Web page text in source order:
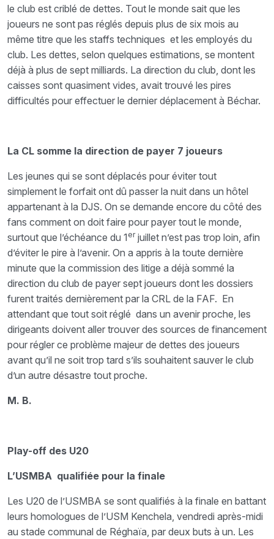
le club est criblé de dettes. Tout le monde sait que les
joueurs ne sont pas réglés depuis plus de six mois au
même titre que les staffs techniques et les employés du
club. Les dettes, selon quelques estimations, se montent
déjà à plus de sept milliards. La direction du club, dont les
caisses sont quasiment vides, avait trouvé les pires
difficultés pour effectuer le dernier déplacement à Béchar.
La CL somme la direction de payer 7 joueurs
Les jeunes qui se sont déplacés pour éviter tout
simplement le forfait ont dû passer la nuit dans un hôtel
appartenant à la DJS. On se demande encore du côté des
fans comment on doit faire pour payer tout le monde,
surtout que l’échéance du 1 erjuillet n’est pas trop loin, afin
d’éviter le pire à l’avenir. On a appris à la toute dernière
minute que la commission des litige a déjà sommé la
direction du club de payer sept joueurs dont les dossiers
furent traités dernièrement par la CRL de la FAF. En
attendant que tout soit réglé dans un avenir proche, les
dirigeants doivent aller trouver des sources de financement
pour régler ce problème majeur de dettes des joueurs
avant qu’il ne soit trop tard s’ils souhaitent sauver le club
d’un autre désastre tout proche.
M. B.
Play-off des U20
L’USMBA qualifiée pour la finale
Les U20 de l’USMBA se sont qualifiés à la finale en battant
leurs homologues de l’USM Kenchela, vendredi après-midi
au stade communal de Réghaïa, par deux buts à un. Les